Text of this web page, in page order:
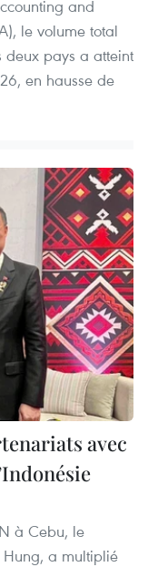
and
le volume total
deux pays a atteint
en hausse de
avec
à Cebu, le
Hung, a multiplié